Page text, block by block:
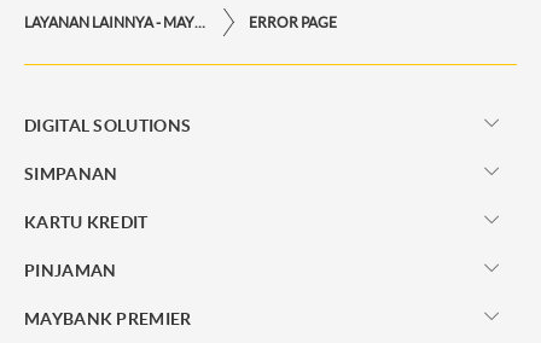
ERROR PAGE
DIGITAL SOLUTIONS
SIMPANAN
KARTU KREDIT
PINJAMAN
MAYBANK PREMIER